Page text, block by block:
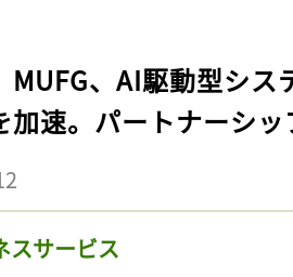
MUFG、AI駆動型シ
加速。パートナーシ
スサービス